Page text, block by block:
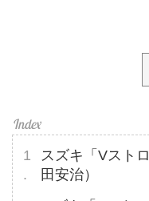
スズキ「Vスト
田安治）